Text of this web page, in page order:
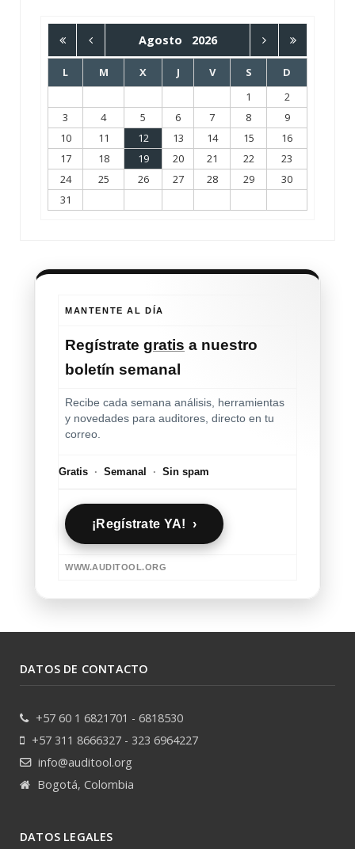
Agosto 2026
L M X J V S
D
1
2
3
4 5 6 7 8
9
10
11 12 13 14 15
16
17
18 19 20 21 22
23
24
25 26 27 28 29
30
31
MANTENTE AL DÍA
Regístrate gratis a nuestro
boletín semanal
Recibe cada semana análisis, herramientas
y novedades para auditores, directo en tu
correo.
Gratis · Semanal · Sin spam
¡Regístrate YA! ›
WWW.AUDITOOL.ORG
DATOS DE CONTACTO
+57 60 1 6821701 - 6818530
+57 311 8666327 - 323 6964227
info@auditool.org
Bogotá, Colombia
DATOS LEGALES